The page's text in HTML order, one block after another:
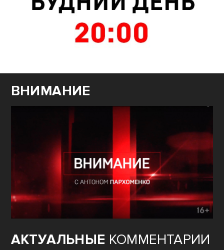
ВНИМАНИЕ
АКТУАЛЬНЫЕ КОММЕНТАРИИ